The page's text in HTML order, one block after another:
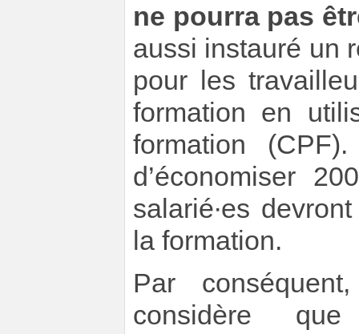
ne pourra pas
aussi instauré un
pour les
formation en
formation
d’économiser
salarié∙es
la formation.
Par
considère